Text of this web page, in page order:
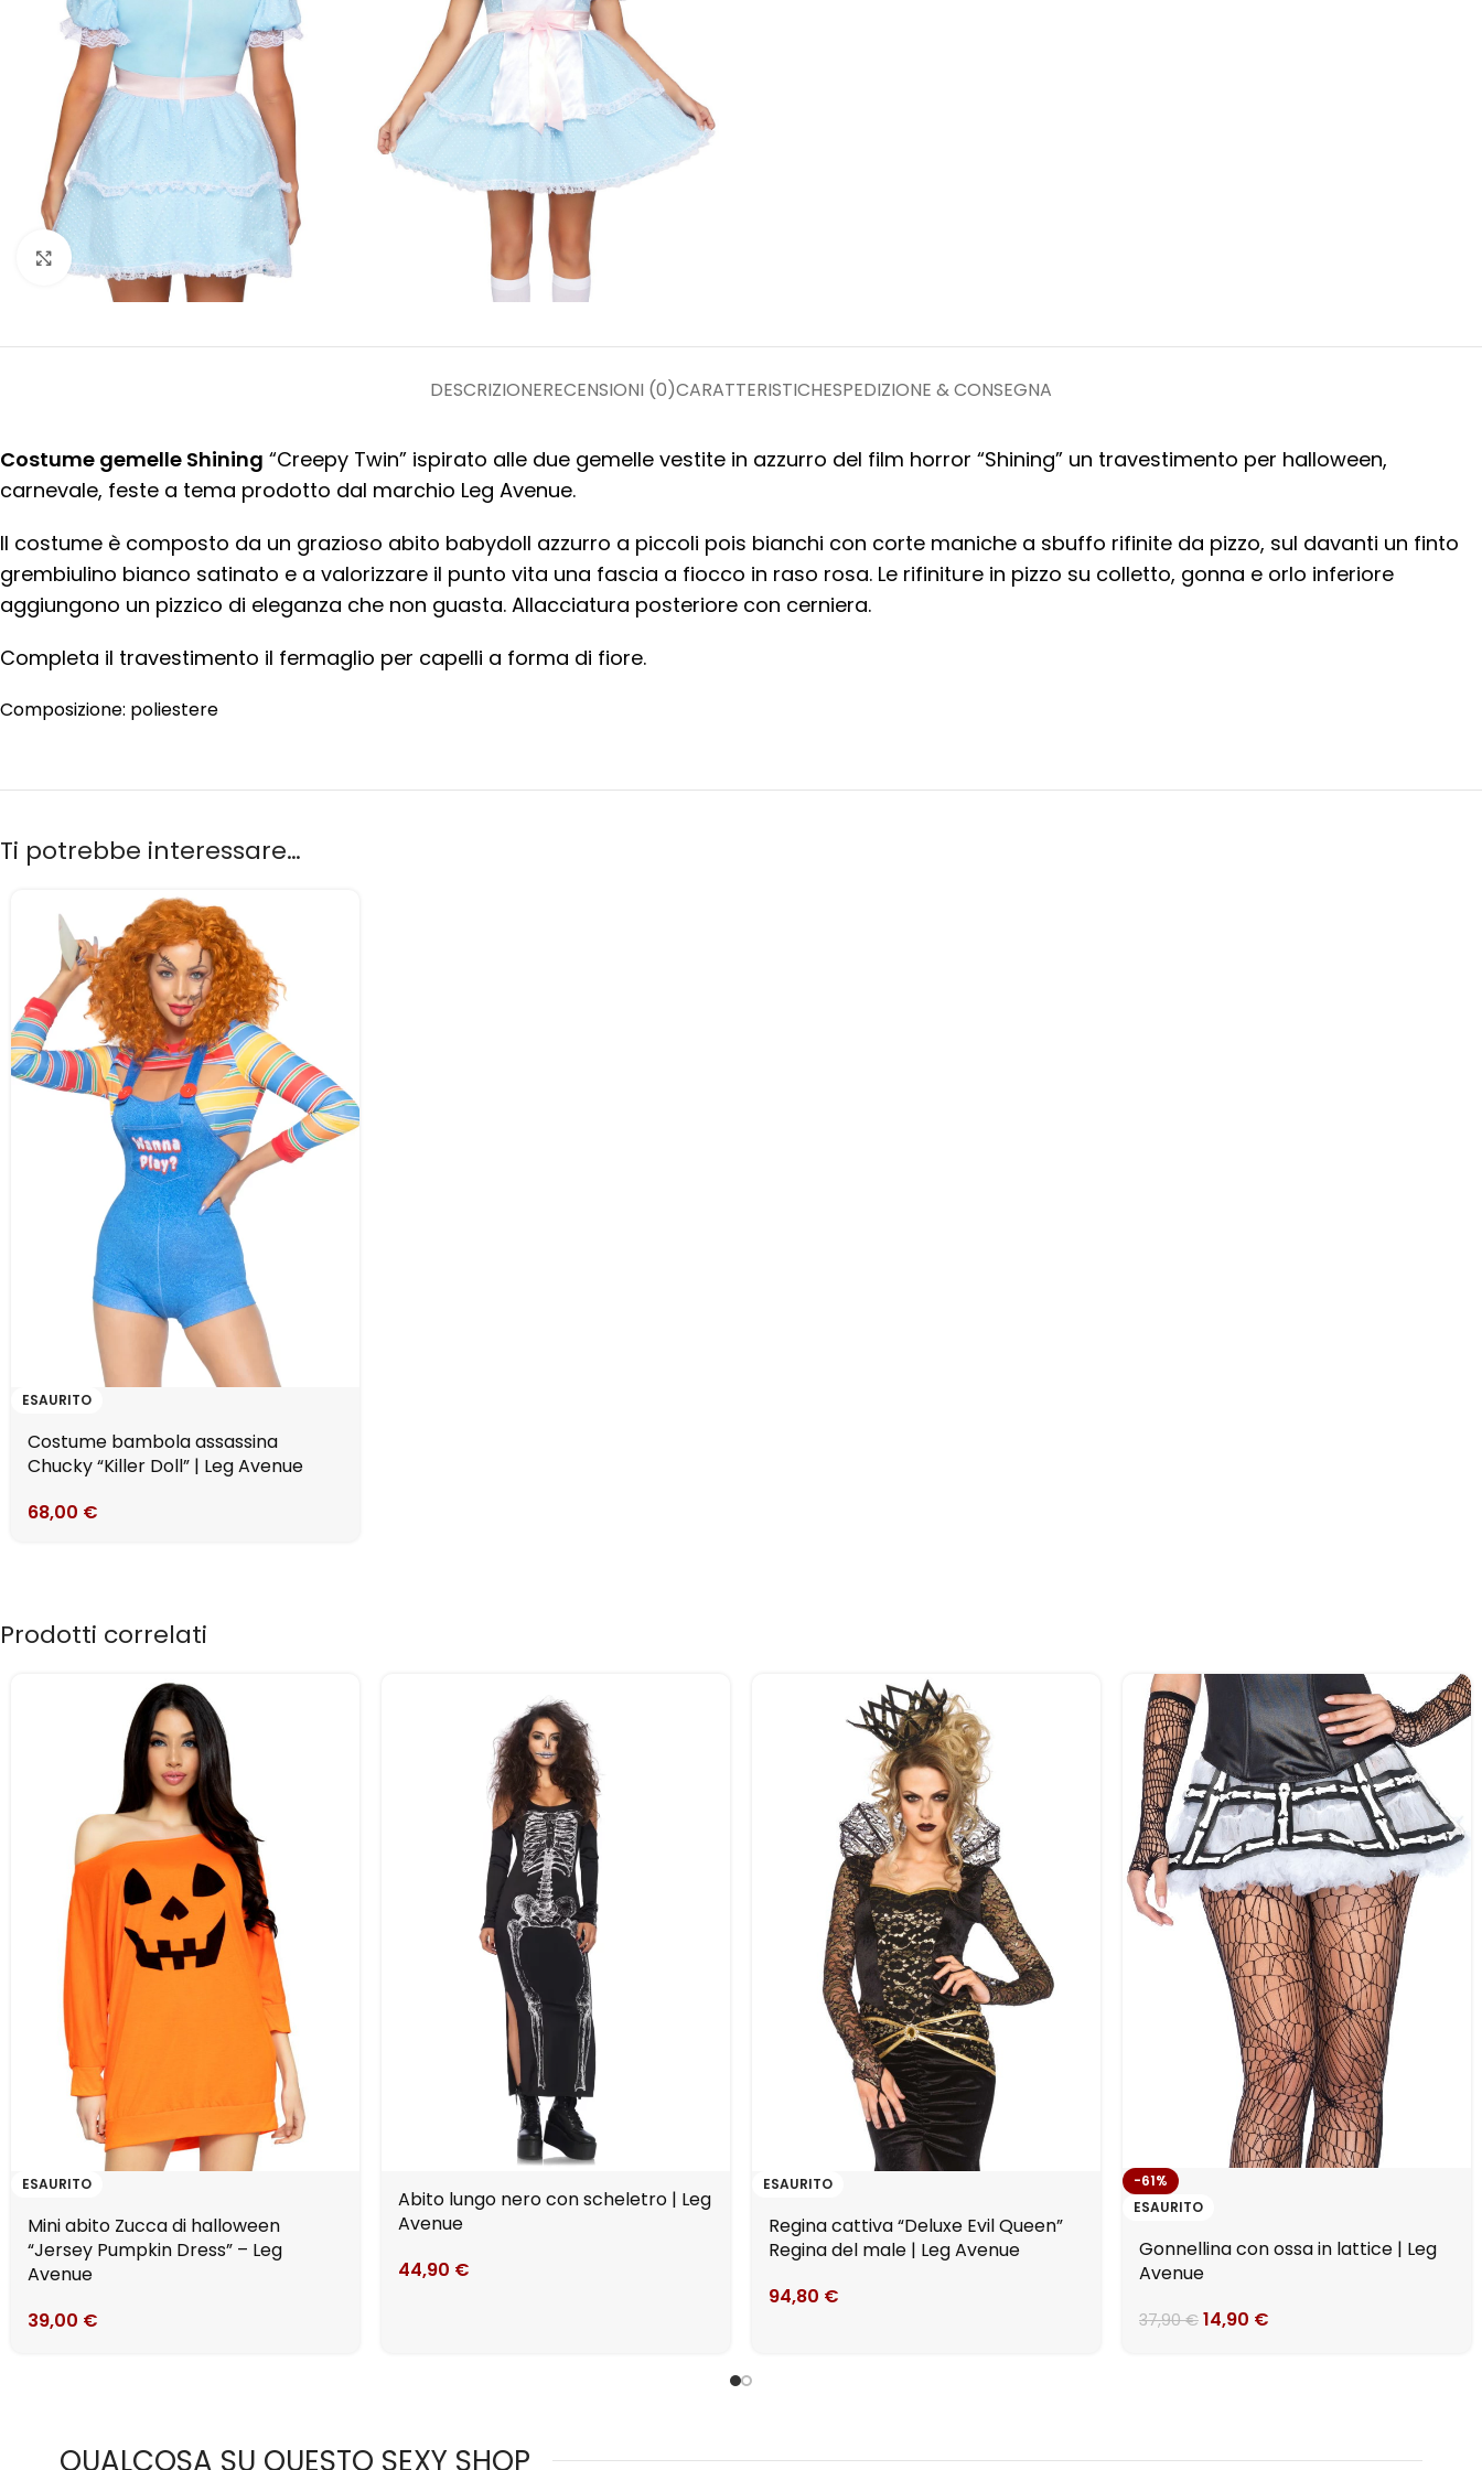
Clicca per ingrandire
DESCRIZIONERECENSIONI (0)CARATTERISTICHESPEDIZIONE & CONSEGNA
Costume gemelle Shining “Creepy Twin” ispirato alle due gemelle vestite in azzurro del film horror “Shining” un travestimento per halloween,
carnevale, feste a tema prodotto dal marchio Leg Avenue.
Il costume è composto da un grazioso abito babydoll azzurro a piccoli pois bianchi con corte maniche a sbuffo rifinite da pizzo, sul davanti un finto
grembiulino bianco satinato e a valorizzare il punto vita una fascia a fiocco in raso rosa. Le rifiniture in pizzo su colletto, gonna e orlo inferiore
aggiungono un pizzico di eleganza che non guasta. Allacciatura posteriore con cerniera.
Completa il travestimento il fermaglio per capelli a forma di fiore.
Composizione: poliestere
Ti potrebbe interessare…
ESAURITO
Costume bambola assassina
Chucky “Killer Doll” | Leg Avenue
68,00 €
Prodotti correlati
ESAURITO
Mini abito Zucca di halloween
“Jersey Pumpkin Dress” – Leg
Avenue
39,00 €
Abito lungo nero con scheletro | Leg
Avenue
44,90 €
ESAURITO
Regina cattiva “Deluxe Evil Queen”
Regina del male | Leg Avenue
94,80 €
-61%
ESAURITO
Gonnellina con ossa in lattice | Leg
Avenue
37,90€ 14,90 €
QUALCOSA SU QUESTO SEXY SHOP